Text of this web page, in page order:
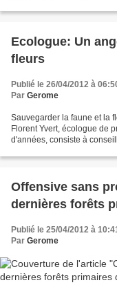
Ecologue: Un
fleurs
Publié le 26/04/2012 à
Par Gerome
Sauvegarder la faune et la
Florent Yvert, écologue de
d'années, consiste à
Offensive sans
dernières forêts
Publié le 25/04/2012 à
Par Gerome